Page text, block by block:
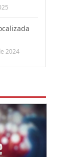
2024